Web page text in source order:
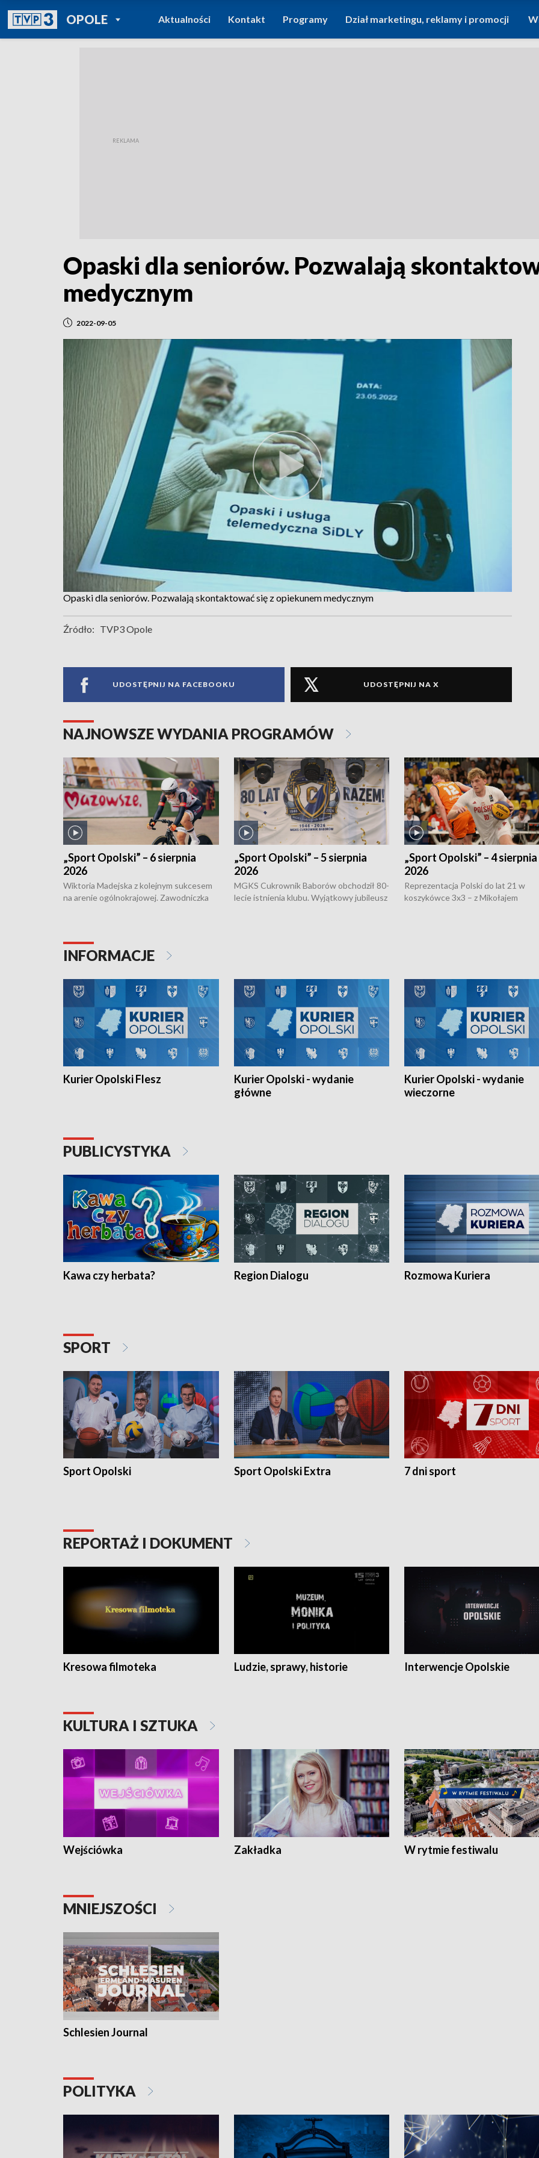
OPOLEPOWRÓT DO
TVP REGIONY
Aktualności Kontakt Programy Dział marketingu, reklamy i promocji
Opaski dla seniorów. Pozwalają
medycznym
2022-09-05
Opaski dla seniorów. Pozwalają skontaktować się z opiekunem medycznym
Źródło: TVP3 Opole
UDOSTĘPNIJ NA FACEBOOKU UDOSTĘPNIJ NA X
NAJNOWSZE WYDANIA PROGRAMÓW
„Sport Opolski” – 6 sierpnia
2026
Wiktoria Madejska z kolejnym sukcesem
na arenie ogólnokrajowej. Zawodniczka
torowym.
„Sport Opolski” – 5 sierpnia
2026
MGKS Cukrownik Baborów obchodził 80-
lecie istnienia klubu. Wyjątkowy jubileusz
„Sport Opolski” – 4 sierpnia
2026
Reprezentacja Polski do lat 21 w
koszykówce 3x3 – z Mikołajem
INFORMACJE
Kurier Opolski Flesz
Kurier Opolski - wydanie
główne
Kurier Opolski - wydanie
wieczorne
PUBLICYSTYKA
Kawa czy herbata? Region Dialogu Rozmowa Kuriera
SPORT
Sport Opolski Sport Opolski Extra 7 dni sport
REPORTAŻ I DOKUMENT
Kresowa filmoteka Ludzie, sprawy, historie Interwencje Opolskie
KULTURA I SZTUKA
Wejściówka Zakładka W rytmie festiwalu
MNIEJSZOŚCI
Schlesien Journal
POLITYKA